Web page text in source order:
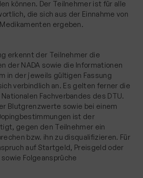
können. Der Teilnehmer ist für alle
die sich aus der Einnahme von
ergeben.
erkennt der Teilnehmer die
der NADA sowie die Informationen
in der jeweils gültigen Fassung
verbindlich an. Es gelten ferner die
Fachverbandes des DTU.
Blutgrenzwerte sowie bei einem
ist der
gegen den Teilnehmer ein
bzw. ihn zu disqualifizieren. Für
auf Startgeld, Preisgeld oder
Folgeansprüche